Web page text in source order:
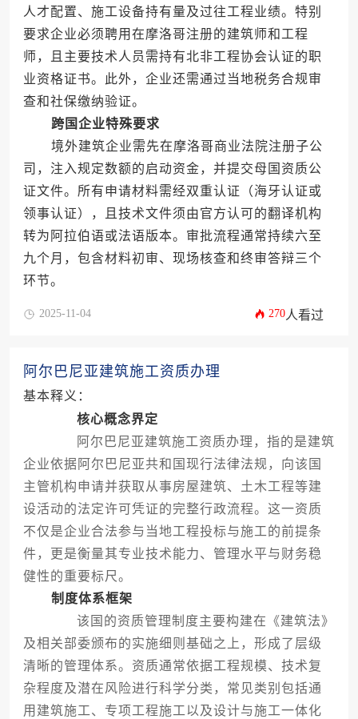
人才配置、施工设备持有量及过往工程业绩。特别
要求企业必须聘用在摩洛哥注册的建筑师和工程
师，且主要技术人员需持有北非工程协会认证的职
业资格证书。此外，企业还需通过当地税务合规审
查和社保缴纳验证。
跨国企业特殊要求
境外建筑企业需先在摩洛哥商业法院注册子公
司，注入规定数额的启动资金，并提交母国资质公
证文件。所有申请材料需经双重认证（海牙认证或
领事认证），且技术文件须由官方认可的翻译机构
转为阿拉伯语或法语版本。审批流程通常持续六至
九个月，包含材料初审、现场核查和终审答辩三个
环节。
2025-11-04 270人看过
阿尔巴尼亚建筑施工资质办理
基本释义：
核心概念界定
阿尔巴尼亚建筑施工资质办理，指的是建筑
企业依据阿尔巴尼亚共和国现行法律法规，向该国
主管机构申请并获取从事房屋建筑、土木工程等建
设活动的法定许可凭证的完整行政流程。这一资质
不仅是企业合法参与当地工程投标与施工的前提条
件，更是衡量其专业技术能力、管理水平与财务稳
健性的重要标尺。
制度体系框架
该国的资质管理制度主要构建在《建筑法》
及相关部委颁布的实施细则基础之上，形成了层级
清晰的管理体系。资质通常依据工程规模、技术复
杂程度及潜在风险进行科学分类，常见类别包括通
用建筑施工、专项工程施工以及设计与施工一体化